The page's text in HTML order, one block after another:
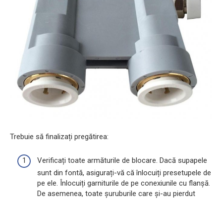
Trebuie să finalizați pregătirea:
Verificați toate armăturile de blocare. Dacă supapele
sunt din fontă, asigurați-vă că înlocuiți presetupele de
pe ele. Înlocuiți garniturile de pe conexiunile cu flanșă.
De asemenea, toate șuruburile care și-au pierdut